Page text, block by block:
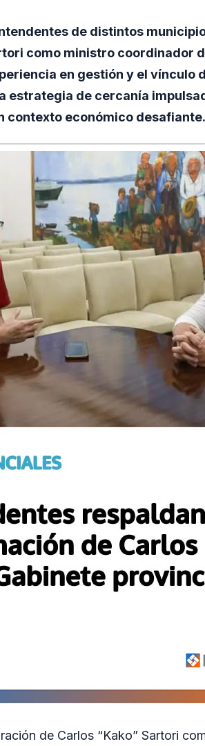
de distintos
como ministro coordinador
en gestión y el vínculo
estrategia de cercanía
contexto económico desafiante.
de Carlos “Kako” Sartori